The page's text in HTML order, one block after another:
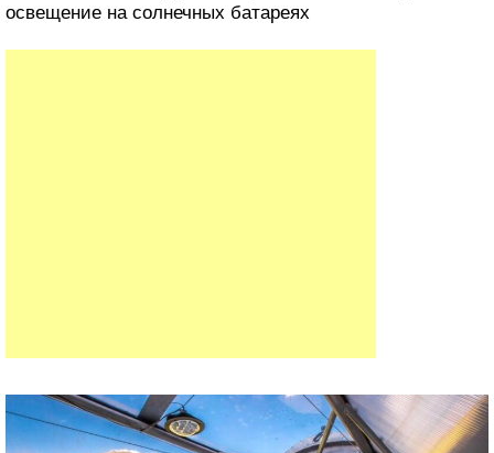
освещение на солнечных батареях